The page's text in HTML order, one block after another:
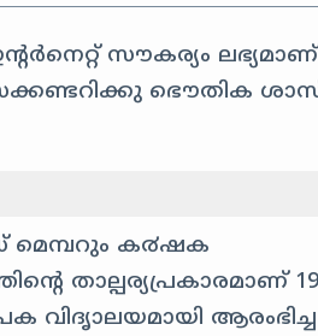
സൗകര്യം
ഭൌതിക
മെമ്പറും ക൪ഷക
താല്പര്യപ്രകാരമാണ്
വിദൃാലയമായി